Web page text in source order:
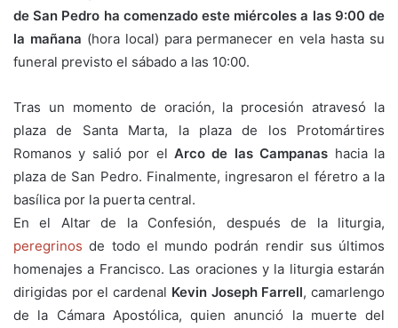
de San Pedro ha comenzado este miércoles a las 9:00 de
la mañana (hora local) para permanecer en vela hasta su
funeral previsto el sábado a las 10:00.
Tras un momento de oración, la procesión atravesó la
plaza de Santa Marta, la plaza de los Protomártires
Romanos y salió por el Arco de las Campanas hacia la
plaza de San Pedro. Finalmente, ingresaron el féretro a la
basílica por la puerta central.
En el Altar de la Confesión, después de la liturgia,
peregrinos de todo el mundo podrán rendir sus últimos
homenajes a Francisco. Las oraciones y la liturgia estarán
dirigidas por el cardenal Kevin Joseph Farrell, camarlengo
de la Cámara Apostólica, quien anunció la muerte del